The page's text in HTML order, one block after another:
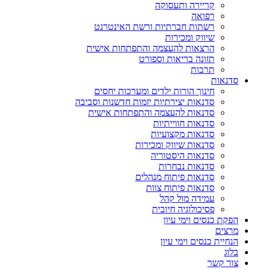
קריירה ותעסוקה
רפואה
רשתות חברתיות ורשת האינטרנט
שיווק ומכירות
הרצאות להעצמה והתפתחות אישית
תזונה בריאות וספורט
תרבות
סדנאות
חינוך הורות ילדים ומערכות יחסים
סדנאות יצירתיות יזמות חדשנות וסביבה
סדנאות להעצמה והתפתחות אישית
סדנאות חווייתיות
סדנאות מקצועיות
סדנאות שיווק ומכירות
סדנאות היסטוריה
סדנאות נבחרות
סדנאות פיתוח מנהלים
סדנאות פיתוח צוות
עמידה מול קהל
פסיכולוגיה חיובית
הפקת כנסים וימי עיון
מרצים
הנחיית כנסים וימי עיון
בלוג
צור קשר